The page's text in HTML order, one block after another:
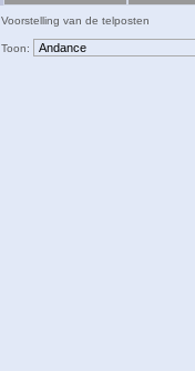
Voorstelling van de telposten
Toon: